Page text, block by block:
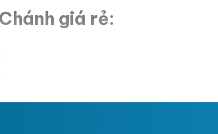
giá rẻ: